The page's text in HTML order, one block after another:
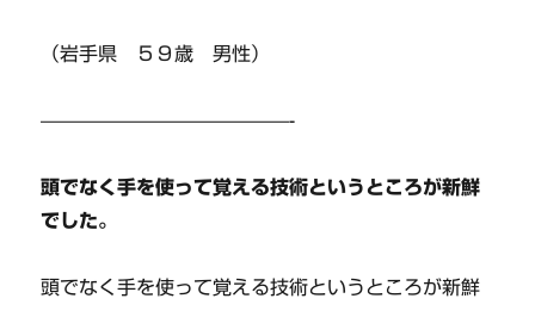
（岩手県 ５９歳 男性）
—————————————-
頭でなく手を使って覚える技術というところが新鮮
でした。
頭でなく手を使って覚える技術というところが新鮮